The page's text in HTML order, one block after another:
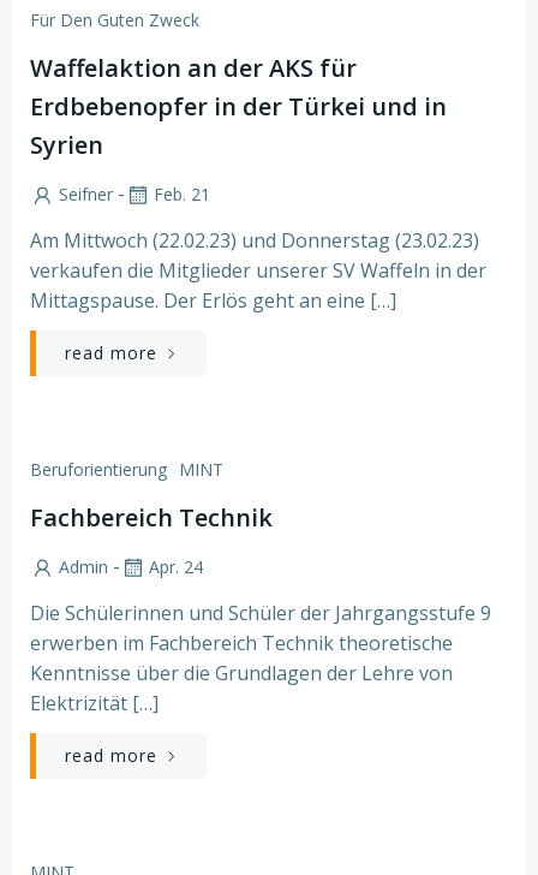
Für Den Guten Zweck
Waffelaktion an der AKS für
Erdbebenopfer in der Türkei und in
Syrien
Seifner - Feb. 21
Am Mittwoch (22.02.23) und Donnerstag (23.02.23)
verkaufen die Mitglieder unserer SV Waffeln in der
Mittagspause. Der Erlös geht an eine […]
read more
Beruforientierung MINT
Fachbereich Technik
Admin - Apr. 24
Die Schülerinnen und Schüler der Jahrgangsstufe 9
erwerben im Fachbereich Technik theoretische
Kenntnisse über die Grundlagen der Lehre von
Elektrizität […]
read more